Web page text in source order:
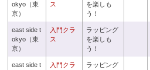
okyo（東
京）
ス
を楽しも
う！
east side t
okyo（東
京）
入門クラ
ス
ラッピング
を楽しも
う！
east side t
入門クラ
ラッピング